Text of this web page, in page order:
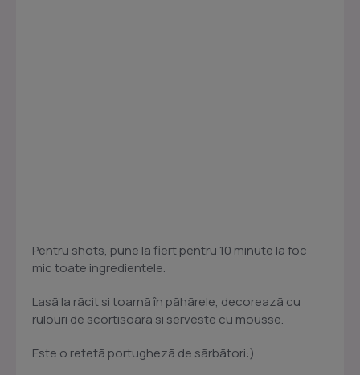
Pentru shots, pune la fiert pentru 10 minute la foc
mic toate ingredientele.
Lasã la rãcit si toarnã în pãhãrele, decoreazã cu
rulouri de scortisoarã si serveste cu mousse.
Este o retetã portughezã de sãrbãtori:)